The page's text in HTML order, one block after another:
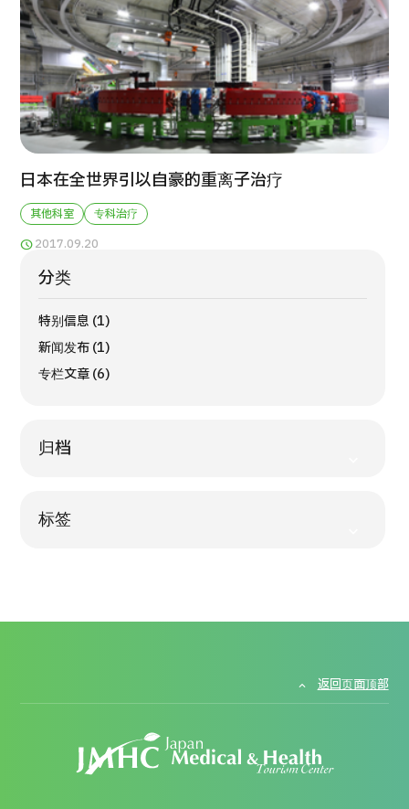
按部位・疾病搜索
按检查・术式・
治疗方法搜索
搜索美容医疗
内容精选
新闻
面向医疗机构
运营公司
公司指南与政策
日语
日本在全世界引以自豪的重离子治疗
其他科室
专科治疗
2017.09.20
分类
特别信息 (1)
新闻发布 (1)
专栏文章 (6)
归档
标签
返回页面顶部